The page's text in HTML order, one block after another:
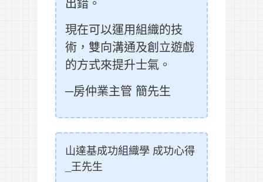
現在可以運用組織的技
術，雙向溝通及創立遊戲
的方式來提升士氣。
─房仲業主管 簡先生
山達基成功組織學 成功心得
_王先生